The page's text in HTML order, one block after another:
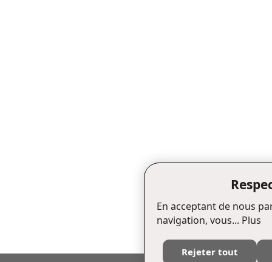
En acceptant de nous
navigation, vous... Plus
Rejeter tout